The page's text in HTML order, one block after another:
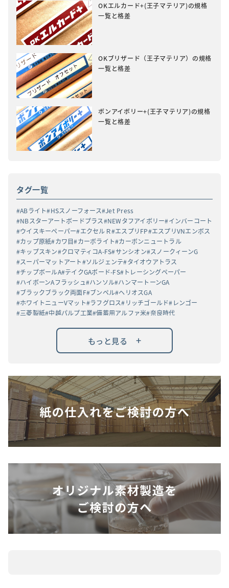
OKエルカード+(王子マテリア)の規格
一覧と格差
OKブリザード（王子マテリア）の規格
一覧と格差
ボンアイボリー+(王子マテリア)の規格
一覧と格差
タグ一覧
ABライト HSスノーフォース Jet Press
NBスターアートボードプラス NEWタフアイボリー インバーコート
ウイスキーペーパー エクセルＲ エスプリFP エスプリVNエンボス
カップ原紙 カワ目 カーボライト カーボンニュートラル
キップスキン クロマティコA-FS サンシオン スノークィーンG
スーパーマットアート ソルジェンテ タイオウアトラス
チップボールA テイクGAボード-FS
トレーシングペーパー
ハイボーンAフラッシュ
ハンソル ハンマートーンGA
ブラックブラック両面F ブンペル ヘリオスGA
ホワイトニューVマット ラフグロス リッチゴールド レンゴー
三菱製紙 中越パルプ工業 備蓄用アルファ米 奈良時代
高級高白ケント紙
もっと見る +